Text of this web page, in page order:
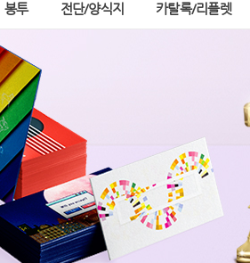
봉투 전단/양식지 카탈록/리플렛